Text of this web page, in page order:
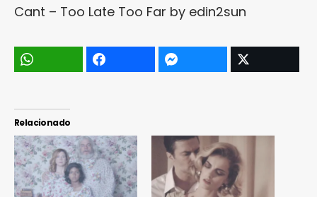
Cant – Too Late Too Far by edin2sun
Relacionado